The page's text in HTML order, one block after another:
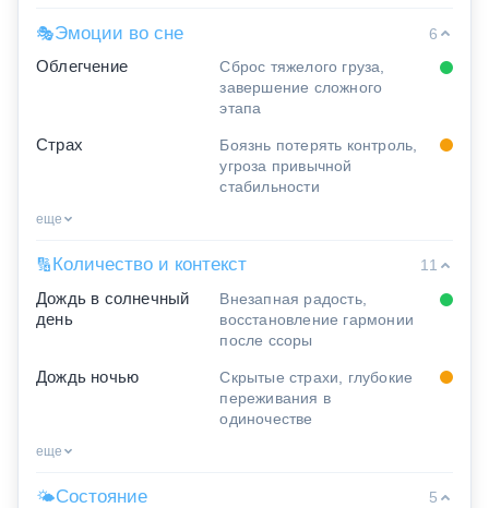
🎭Эмоции во сне
6
Облегчение
Сброс тяжелого груза,
завершение сложного
этапа
Страх
Боязнь потерять контроль,
угроза привычной
стабильности
еще
🔢 Количество и контекст
11
Дождь в солнечный
день
Внезапная радость,
восстановление гармонии
после ссоры
Дождь ночью
Скрытые страхи, глубокие
переживания в
одиночестве
еще
🌤Состояние
5